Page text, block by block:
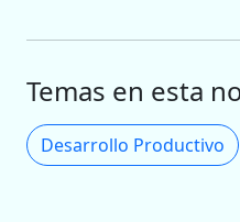
Temas en esta
Desarrollo Productivo